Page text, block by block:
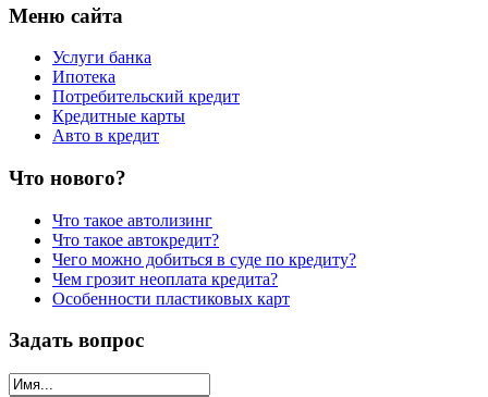
Меню сайта
Услуги банка
Ипотека
Потребительский кредит
Кредитные карты
Авто в кредит
Что нового?
Что такое автолизинг
Что такое автокредит?
Чего можно добиться в суде по кредиту?
Чем грозит неоплата кредита?
Особенности пластиковых карт
Задать вопрос